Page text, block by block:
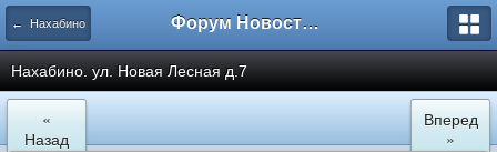
← Нахабино Форум Новостройки
Нахабино. ул. Новая Лесная д.7
«
Назад
Вперед
»